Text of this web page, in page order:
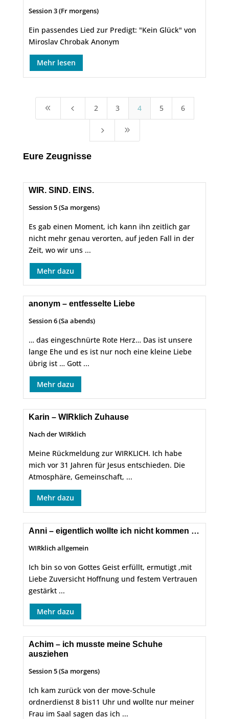
Session 3 (Fr morgens)
Ein passendes Lied zur Predigt: "Kein Glück" von
Miroslav Chrobak Anonym
Mehr lesen
8 4 2 3 4 5 6
5 9
Eure Zeugnisse
WIR. SIND. EINS.
Session 5 (Sa morgens)
Es gab einen Moment, ich kann ihn zeitlich gar
nicht mehr genau verorten, auf jeden Fall in der
Zeit, wo wir uns ...
Mehr dazu
anonym – entfesselte Liebe
Session 6 (Sa abends)
… das eingeschnürte Rote Herz… Das ist unsere
lange Ehe und es ist nur noch eine kleine Liebe
übrig ist … Gott ...
Mehr dazu
Karin – WIRklich Zuhause
Nach der WIRklich
Meine Rückmeldung zur WIRKLICH. Ich habe
mich vor 31 Jahren für Jesus entschieden. Die
Atmosphäre, Gemeinschaft, ...
Mehr dazu
Anni – eigentlich wollte ich nicht kommen …
WIRklich allgemein
Ich bin so von Gottes Geist erfüllt, ermutigt ,mit
Liebe Zuversicht Hoffnung und festem Vertrauen
gestärkt ...
Mehr dazu
Achim – ich musste meine Schuhe
ausziehen
Session 5 (Sa morgens)
Ich kam zurück von der move-Schule
ordnerdienst 8 bis11 Uhr und wollte nur meiner
Frau im Saal sagen das ich ...